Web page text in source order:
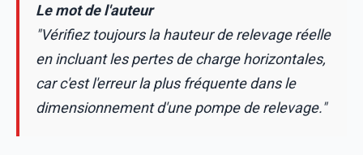
Le mot de l'auteur
"Vérifiez toujours la hauteur de relevage réelle
en incluant les pertes de charge horizontales,
car c'est l'erreur la plus fréquente dans le
dimensionnement d'une pompe de relevage."